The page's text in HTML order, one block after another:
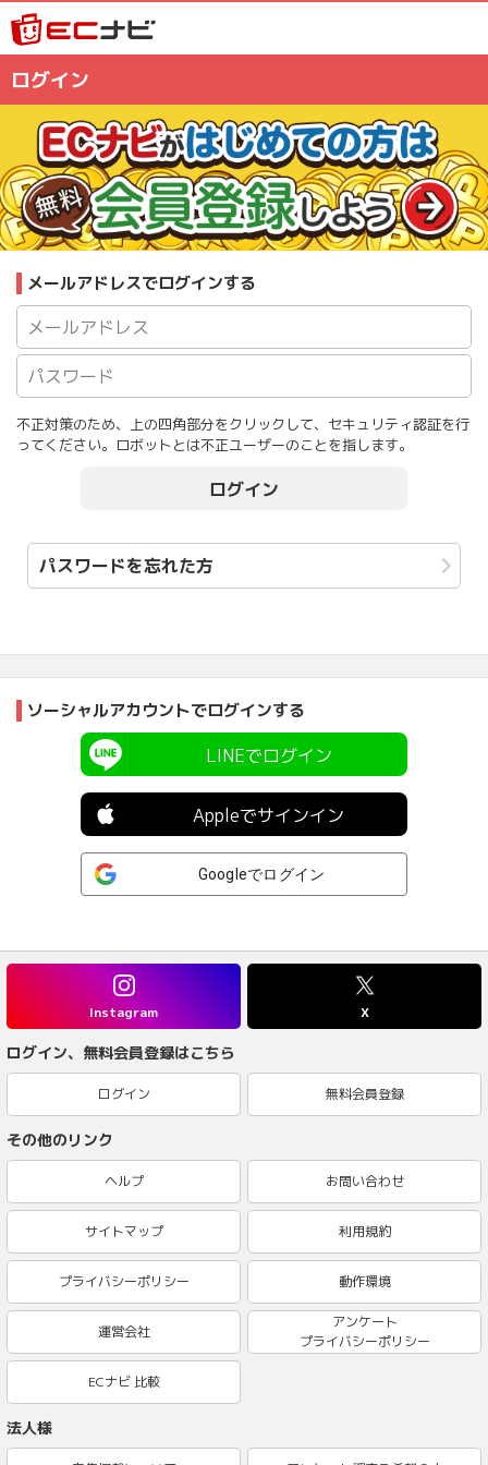
ログイン
メールアドレスでログインする
不正対策のため、上の四角部分をクリックして、セキュリティ認証を行
ってください。ロボットとは不正ユーザーのことを指します。
ログイン
パスワードを忘れた方
ソーシャルアカウントでログインする
LINEでログイン
Appleでサインイン
Googleでログイン
Instagram X
ログイン、無料会員登録はこちら
ログイン 無料会員登録
その他のリンク
ヘルプ お問い合わせ
サイトマップ 利用規約
プライバシーポリシー 動作環境
運営会社
アンケート
プライバシーポリシー
ECナビ 比較
法人様